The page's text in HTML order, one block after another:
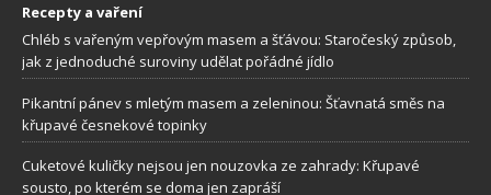
Recepty a vaření
Chléb s vařeným vepřovým masem a šťávou: Staročeský způsob,
jak z jednoduché suroviny udělat pořádné jídlo
Pikantní pánev s mletým masem a zeleninou: Šťavnatá směs na
křupavé česnekové topinky
Cuketové kuličky nejsou jen nouzovka ze zahrady: Křupavé
sousto, po kterém se doma jen zapráší